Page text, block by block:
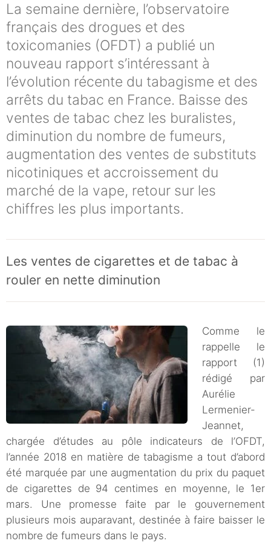
La semaine dernière, l’observatoire
français des drogues et des
toxicomanies (OFDT) a publié un
nouveau rapport s’intéressant à
l’évolution récente du tabagisme et des
arrêts du tabac en France. Baisse des
ventes de tabac chez les buralistes,
diminution du nombre de fumeurs,
augmentation des ventes de substituts
nicotiniques et accroissement du
marché de la vape, retour sur les
chiffres les plus importants.
Les ventes de cigarettes et de tabac à
rouler en nette diminution
Comme le
rappelle le
rapport (1)
rédigé par
Aurélie
Lermenier-
Jeannet,
chargée d’études au pôle indicateurs de l’OFDT,
l’année 2018 en matière de tabagisme a tout d’abord
été marquée par une augmentation du prix du paquet
de cigarettes de 94 centimes en moyenne, le 1er
mars. Une promesse faite par le gouvernement
plusieurs mois auparavant, destinée à faire baisser le
nombre de fumeurs dans le pays.